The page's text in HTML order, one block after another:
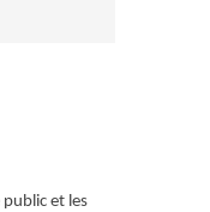
et les